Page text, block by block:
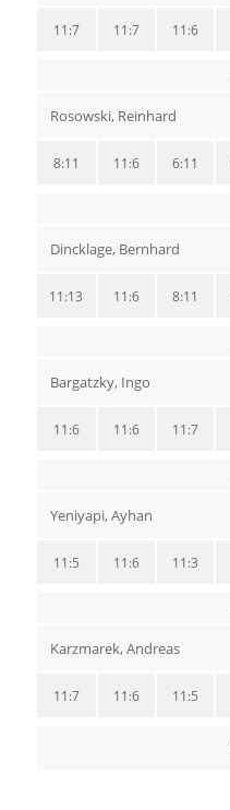
11:6
11:7
11:7
Rosowski, Reinhard
6:11
11:6
8:11
Dincklage, Bernhard
8:11
11:6
11:13
Bargatzky, Ingo
11:7
11:6
11:6
Yeniyapi, Ayhan
11:3
11:6
11:5
Karzmarek, Andreas
11:5
11:6
11:7